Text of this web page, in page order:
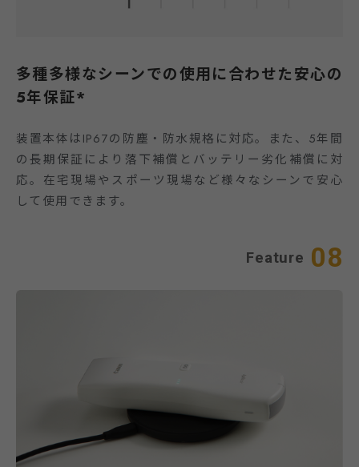
多種多様なシーンでの使用に合わせた安心の
5年保証*
装置本体はIP67の防塵・防水規格に対応。また、5年間
の長期保証により落下補償とバッテリー劣化補償に対
応。在宅現場やスポーツ現場など様々なシーンで安心
して使用できます。
Feature 08